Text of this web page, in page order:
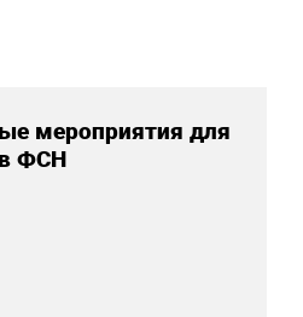
мероприятия для
ФСН